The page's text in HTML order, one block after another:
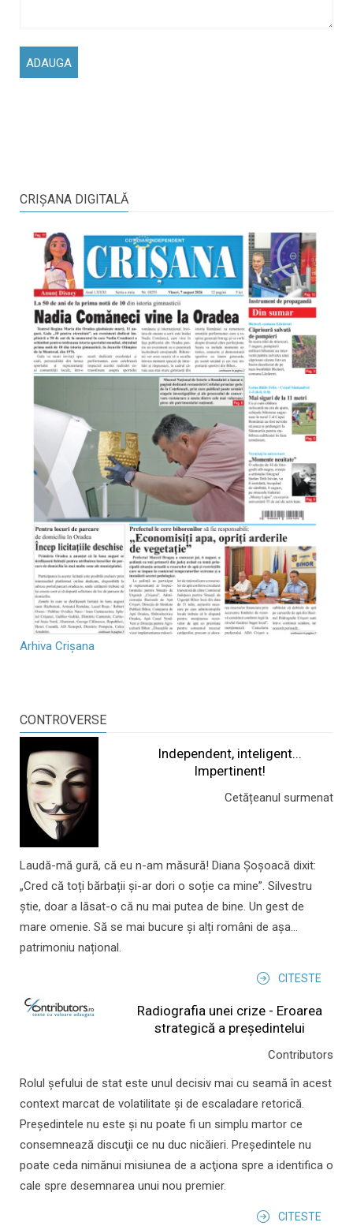
CRIŞANA DIGITALĂ
Arhiva Crișana
CONTROVERSE
Independent, inteligent...
Impertinent!
Cetățeanul surmenat
Laudă-mă gură, că eu n-am măsură! Diana Șoșoacă dixit:
„Cred că toți bărbații și-ar dori o soție ca mine”. Silvestru
știe, doar a lăsat-o că nu mai putea de bine. Un gest de
mare omenie. Să se mai bucure și alți români de așa...
patrimoniu național.
CITESTE
Radiografia unei crize - Eroarea
strategică a președintelui
Contributors
Rolul şefului de stat este unul decisiv mai cu seamă în acest
context marcat de volatilitate şi de escaladare retorică.
Preşedintele nu este şi nu poate fi un simplu martor ce
consemnează discuţii ce nu duc nicăieri. Preşedintele nu
poate ceda nimănui misiunea de a acţiona spre a identifica o
cale spre desemnarea unui nou premier.
CITESTE